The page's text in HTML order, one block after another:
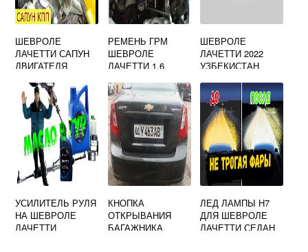
ШЕВРОЛЕ
ЛАЧЕТТИ САПУН
ДВИГАТЕЛЯ
РЕМЕНЬ ГРМ
ШЕВРОЛЕ
ЛАЧЕТТИ 1.6
ШЕВРОЛЕ
ЛАЧЕТТИ 2022
УЗБЕКИСТАН
УСИЛИТЕЛЬ РУЛЯ
НА ШЕВРОЛЕ
ЛАЧЕТТИ
КНОПКА
ОТКРЫВАНИЯ
БАГАЖНИКА
ЛЕД ЛАМПЫ H7
ДЛЯ ШЕВРОЛЕ
ЛАЧЕТТИ СЕДАН